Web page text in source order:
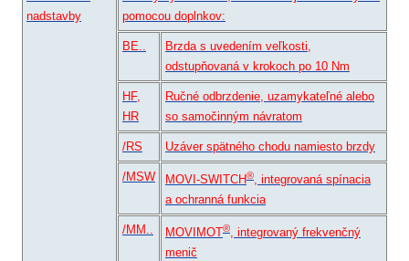
nadstavby
pomocou doplnkov:
BE..
Brzda s uvedením veľkosti,
odstupňovaná v krokoch po 10 Nm
HF,
HR
Ručné odbrzdenie, uzamykateľné alebo
so samočinným návratom
/RS Uzáver spätného chodu namiesto brzdy
/MSW MOVI-SWITCH®, integrovaná spínacia
a ochranná funkcia
/MM.. MOVIMOT®, integrovaný frekvenčný
menič